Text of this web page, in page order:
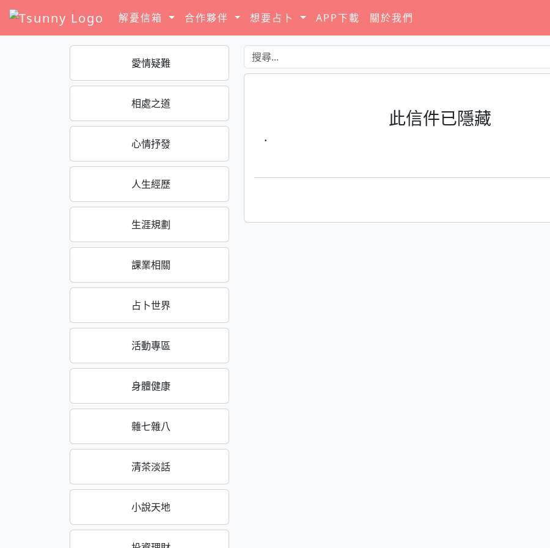
解憂信箱 合作夥伴 想要占卜 APP下載 關於我們
愛情疑難
相處之道
心情抒發
人生經歷
生涯規劃
課業相關
占卜世界
活動專區
身體健康
雜七雜八
清茶淡話
小說天地
此信件已隱藏
·